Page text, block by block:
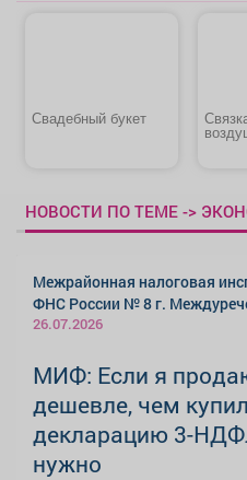
Свадебный букет
НОВОСТИ ПО ТЕМЕ ->
Межрайонная налоговая
ФНС России № 8 г.
26.07.2026
МИФ: Если я
дешевле, чем
декларацию 3-
нужно